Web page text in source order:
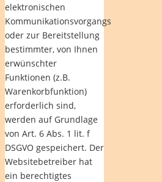
elektronischen
Kommunikationsvorgangs
oder zur Bereitstellung
bestimmter, von Ihnen
erwünschter
Funktionen (z.B.
Warenkorbfunktion)
erforderlich sind,
werden auf Grundlage
von Art. 6 Abs. 1 lit. f
DSGVO gespeichert. Der
Websitebetreiber hat
ein berechtigtes